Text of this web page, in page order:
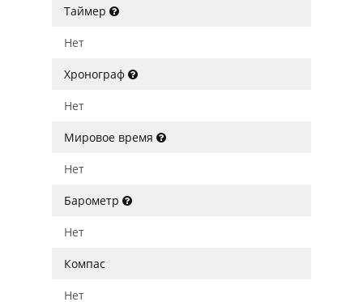
Таймер
Нет
Хронограф
Нет
Мировое время
Нет
Барометр
Нет
Компас
Нет